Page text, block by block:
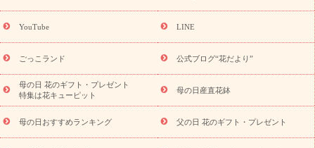
(トルコキキョウ)
9月の誕生花(リンドウ)
ら探す
お祝いの花特集 当日配達特急便 お祝い商品一覧
念日
結婚祝い 出産祝い 退院祝い・快気祝い
寿祝い
プチギフト ペットのお祝いフラワー
供え・お悔やみ商品一覧
お供え・お悔やみの花
四十九日法要以
YouTube LINE
ごっこランド 公式ブログ“花だより”
母の日 花のギフト・プレゼント
特集は花キューピット
母の日産直花鉢
母の日おすすめランキング 父の日 花のギフト・プレゼント